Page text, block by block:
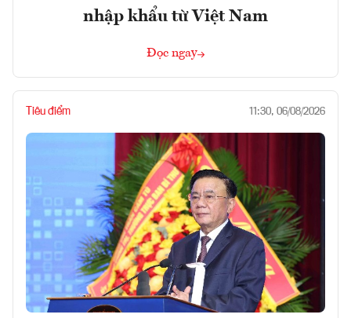
nhập khẩu từ Việt Nam
Đọc ngay
Tiêu điểm 11:30, 06/08/2026